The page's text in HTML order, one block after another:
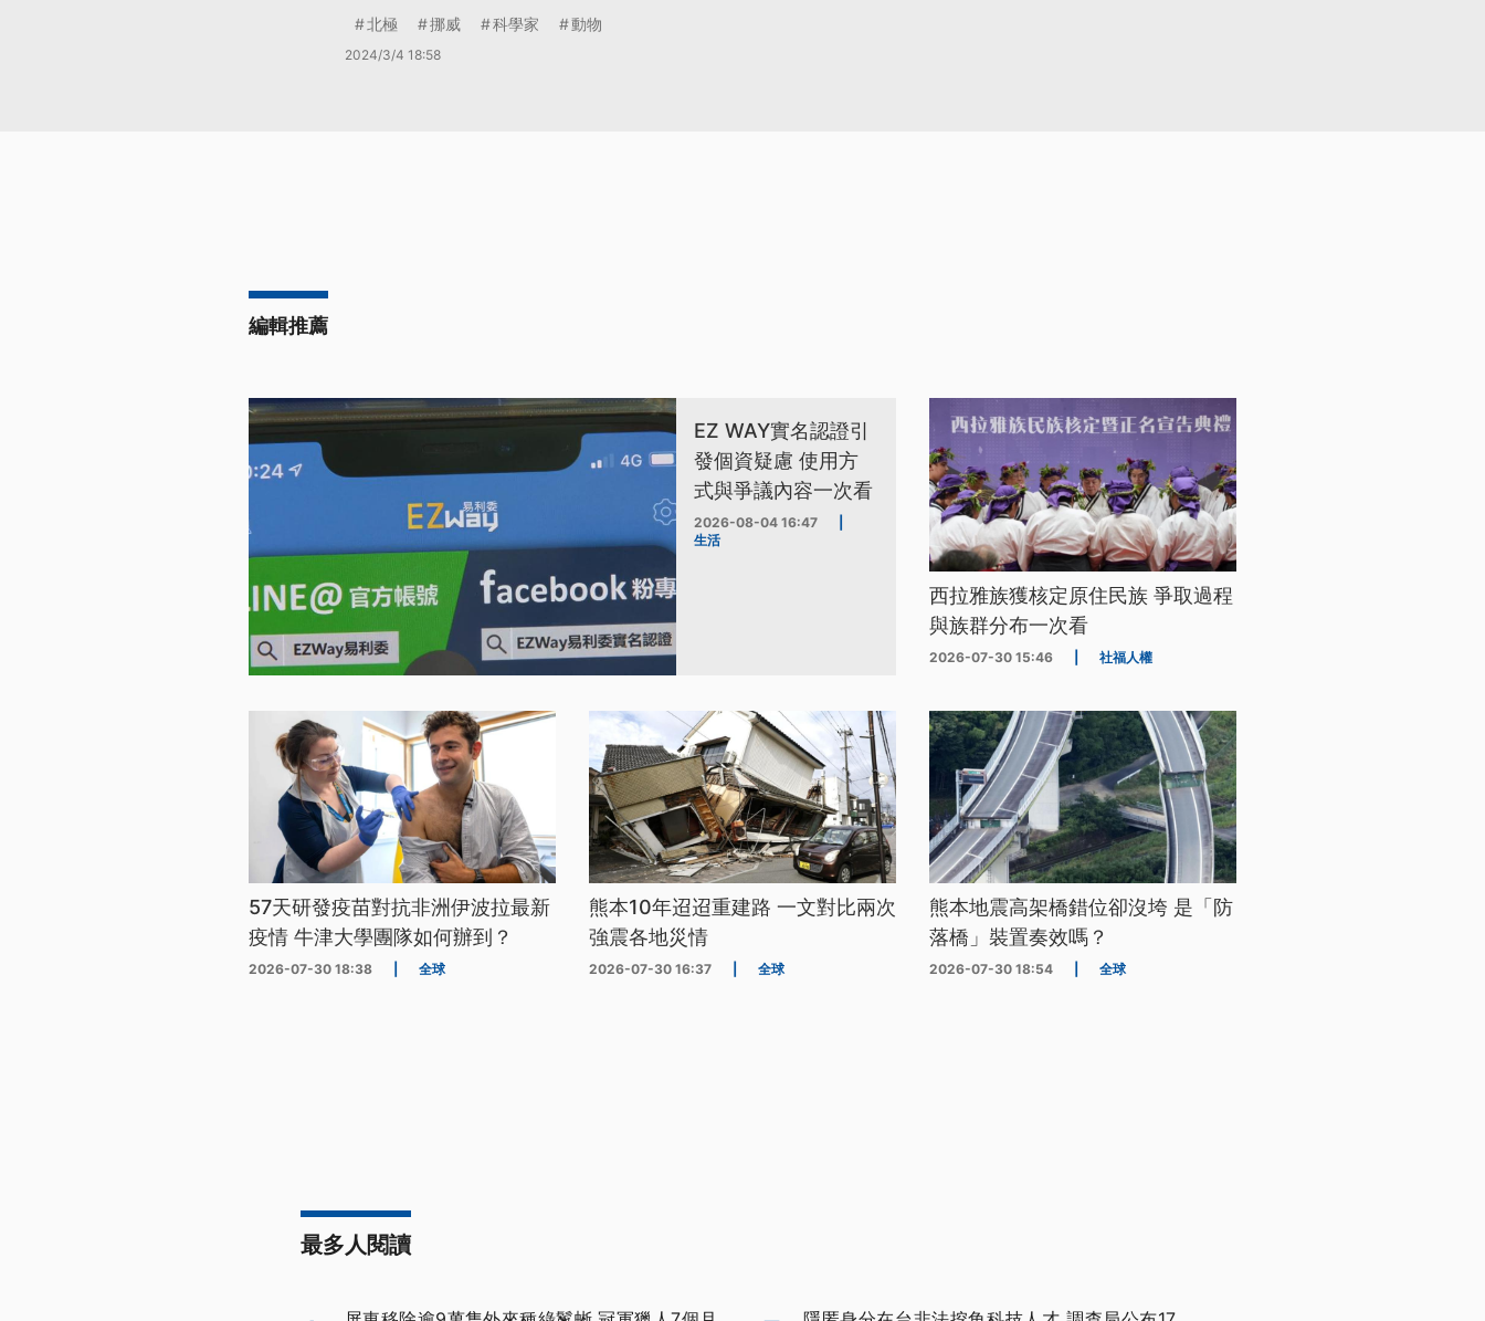
北極 挪威 科學家 動物
2024/3/4 18:58
編輯推薦
EZ WAY實名認證引
發個資疑慮 使用方
式與爭議內容一次看
2026-08-04 16:47
生活
西拉雅族獲核定原住民族 爭取過程
與族群分布一次看
2026-07-30 15:46 社福人權
57天研發疫苗對抗非洲伊波拉最新
疫情 牛津大學團隊如何辦到？
2026-07-30 18:38 全球
熊本10年迢迢重建路 一文對比兩次
強震各地災情
2026-07-30 16:37 全球
熊本地震高架橋錯位卻沒垮 是「防
落橋」裝置奏效嗎？
2026-07-30 18:54 全球
最多人閱讀